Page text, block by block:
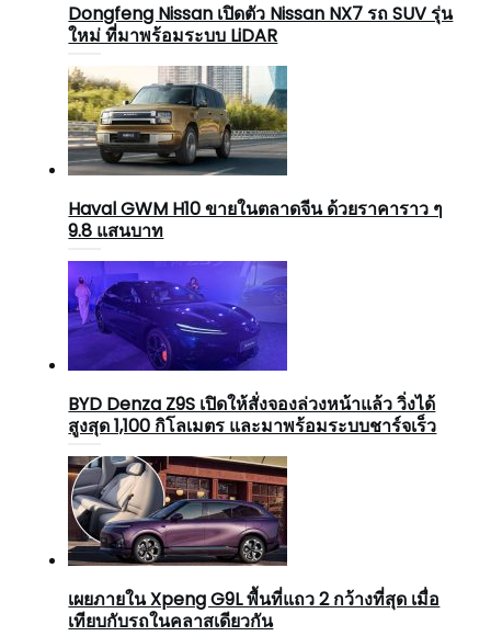
Dongfeng Nissan เปิดตัว Nissan NX7 รถ SUV รุ่น
ใหม่ ที่มาพร้อมระบบ LiDAR
Haval GWM H10 ขายในตลาดจีน ด้วยราคาราว ๆ
9.8 แสนบาท
BYD Denza Z9S เปิดให้สั่งจองล่วงหน้าแล้ว วิ่งได้
สูงสุด 1,100 กิโลเมตร และมาพร้อมระบบชาร์จเร็ว
เผยภายใน Xpeng G9L พื้นที่แถว 2 กว้างที่สุด เมื่อ
เทียบกับรถในคลาสเดียวกัน